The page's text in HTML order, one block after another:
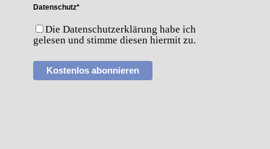
Datenschutz*
Die Datenschutzerklärung habe ich
gelesen und stimme diesen hiermit zu.
Kostenlos abonnieren